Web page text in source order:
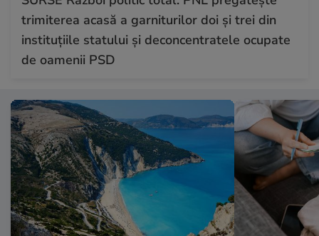
trimiterea acasă a garniturilor doi și trei din
instituțiile statului și deconcentratele ocupate
de oamenii PSD